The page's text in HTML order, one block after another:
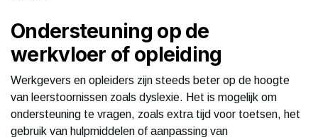
Ondersteuning op de
werkvloer of opleiding
Werkgevers en opleiders zijn steeds beter op de hoogte
van leerstoornissen zoals dyslexie. Het is mogelijk om
ondersteuning te vragen, zoals extra tijd voor toetsen, het
gebruik van hulpmiddelen of aanpassing van